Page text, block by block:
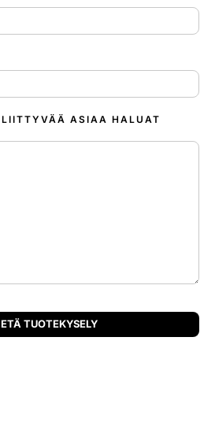
LIITTYVÄÄ ASIAA HALUAT